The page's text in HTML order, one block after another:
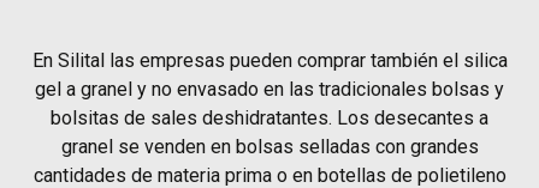
En Silital las empresas pueden comprar también el silica
gel a granel y no envasado en las tradicionales bolsas y
bolsitas de sales deshidratantes. Los desecantes a
granel se venden en bolsas selladas con grandes
cantidades de materia prima o en botellas de polietileno